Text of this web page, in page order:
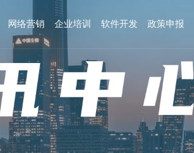
网络营销 企业培训 软件开发 政策申报